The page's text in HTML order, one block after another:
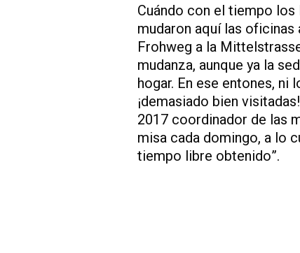
Cuándo con el tiempo
mudaron aquí las
Frohweg a la
mudanza, aunque ya la
hogar. En ese entones,
¡demasiado bien
2017 coordinador de las
misa cada domingo, a lo
tiempo libre obtenido”.